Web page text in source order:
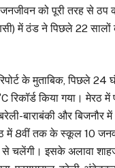
को पूरी तरह से ठप
में ठंड ने पिछले 22 सालों
के मुताबिक, पिछले
रिकॉर्ड किया गया। मेरठ में
बाराबंकी और बिजनौर
में 8वीं तक के स्कूल 10
से चलेंगी। इसके अलावा